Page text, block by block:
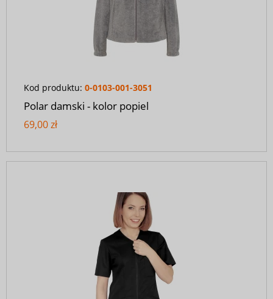
Kod produktu: 0-0103-001-3051
Polar damski - kolor popiel
69,00 zł